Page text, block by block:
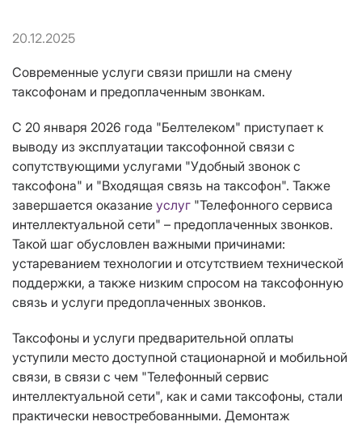
20.12.2025
Современные услуги связи пришли на смену
таксофонам и предоплаченным звонкам.
С 20 января 2026 года "Белтелеком" приступает к
выводу из эксплуатации таксофонной связи с
сопутствующими услугами "Удобный звонок с
таксофона" и "Входящая связь на таксофон". Также
завершается оказание услуг "Телефонного сервиса
интеллектуальной сети" – предоплаченных звонков.
Такой шаг обусловлен важными причинами:
устареванием технологии и отсутствием технической
поддержки, а также низким спросом на таксофонную
связь и услуги предоплаченных звонков.
Таксофоны и услуги предварительной оплаты
уступили место доступной стационарной и мобильной
связи, в связи с чем "Телефонный сервис
интеллектуальной сети", как и сами таксофоны, стали
практически невостребованными. Демонтаж